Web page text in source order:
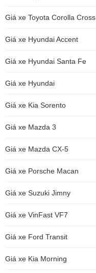
Giá xe Toyota Corolla Cross
Giá xe Hyundai Accent
Giá xe Hyundai Santa Fe
Giá xe Hyundai
Giá xe Kia Sorento
Giá xe Mazda 3
Giá xe Mazda CX-5
Giá xe Porsche Macan
Giá xe Suzuki Jimny
Giá xe VinFast VF7
Giá xe Ford Transit
Giá xe Kia Morning